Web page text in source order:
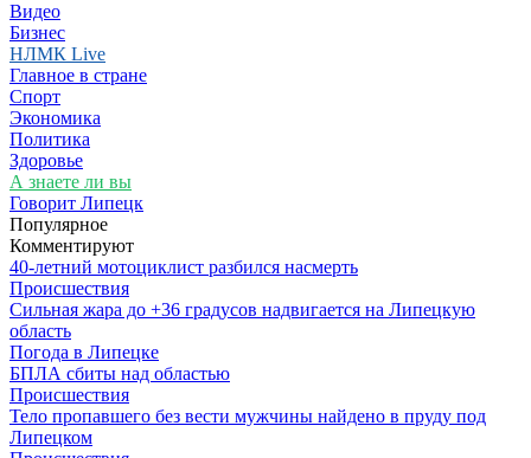
Видео
Бизнес
НЛМК Live
Главное в стране
Спорт
Экономика
Политика
Здоровье
А знаете ли вы
Говорит Липецк
Популярное
Комментируют
40-летний мотоциклист разбился насмерть
Происшествия
Сильная жара до +36 градусов надвигается на Липецкую
область
Погода в Липецке
БПЛА сбиты над областью
Происшествия
Тело пропавшего без вести мужчины найдено в пруду под
Липецком